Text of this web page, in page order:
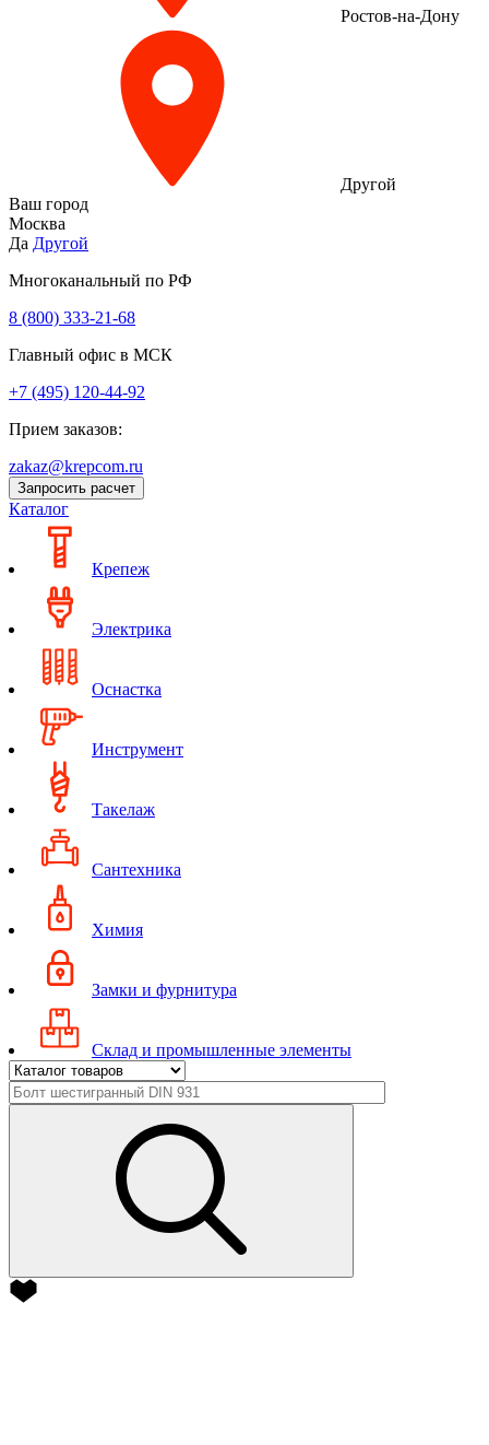
Ростов-на-Дону
Другой
Ваш город
Москва
Да Другой
Многоканальный по РФ
8 (800) 333‑21-68
Главный офис в МСК
+7 (495) 120-44-92
Прием заказов:
zakaz@krepcom.ru
Запросить расчет
Каталог
Крепеж
Электрика
Оснастка
Инструмент
Такелаж
Сантехника
Химия
Замки и фурнитура
Склад и промышленные элементы